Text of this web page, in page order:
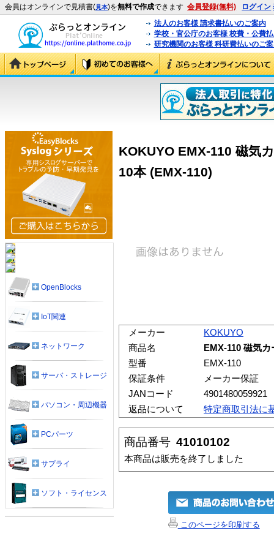
会員はオンラインで見積書(見本)を無料で作成できます 会員登録(無料) ログイン
法人のお客様 請求書払いのご案内
学校・官公庁のお客様 校費・公費
研究機関のお客様 科研費払いのご
KOKUYO EMX-110 磁気
10本 (EMX-110)
メーカー
KOKUYO
商品名
EMX-110 磁気
型番
EMX-110
保証条件
メーカー保証
JANコード
4901480059921
返品について
特定商取引法に
商品番号 41010102
本商品は販売を終了しました
このページを印刷する
OpenBlocks
IoT関連
ネットワーク
サーバ・ストレージ
パソコン・周辺機器
PCパーツ
サプライ
ソフト・ライセンス